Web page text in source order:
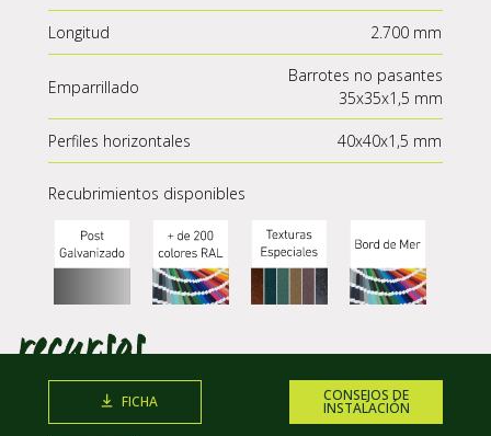
Longitud 2.700 mm
Emparrillado
Barrotes no pasantes
35x35x1,5 mm
Perfiles horizontales 40x40x1,5 mm
Recubrimientos disponibles
FICHA CONSEJOS DE
INSTALACIÓN